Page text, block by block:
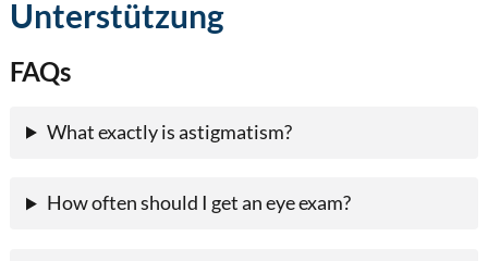
Unterstützung
FAQs
What exactly is astigmatism?
How often should I get an eye exam?